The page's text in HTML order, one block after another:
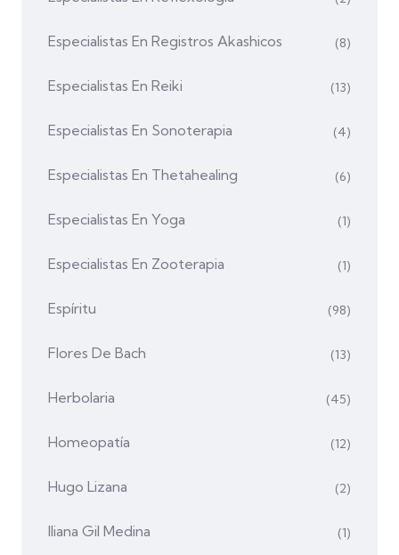
Especialistas En Registros Akashicos (8)
Especialistas En Reiki (13)
Especialistas En Sonoterapia (4)
Especialistas En Thetahealing (6)
Especialistas En Yoga (1)
Especialistas En Zooterapia (1)
Espíritu (98)
Flores De Bach (13)
Herbolaria (45)
Homeopatía (12)
Hugo Lizana (2)
Iliana Gil Medina (1)